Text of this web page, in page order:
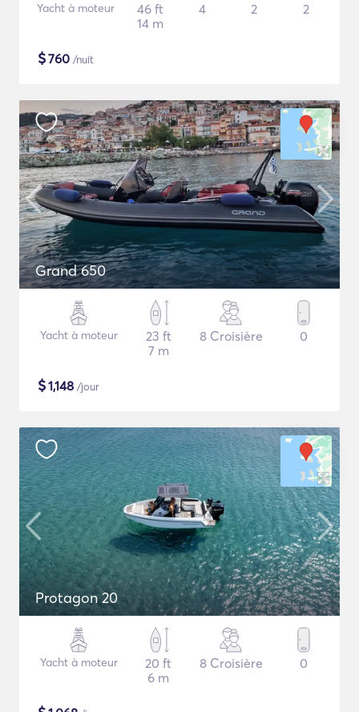
Yacht à moteur
46 ft
14 m
4 2 2
$760 /nuit
Grand 650
Yacht à moteur
23 ft
7 m
8 Croisière 0
$1,148 /jour
Protagon 20
Yacht à moteur
20 ft
6 m
8 Croisière 0